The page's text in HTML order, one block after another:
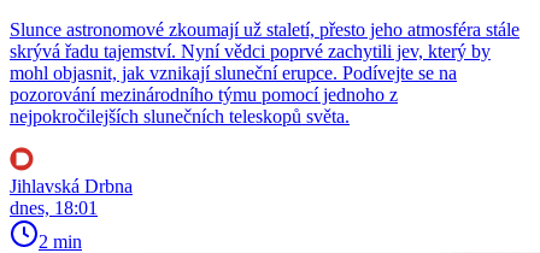
Slunce astronomové zkoumají už staletí, přesto jeho atmosféra stále
skrývá řadu tajemství. Nyní vědci poprvé zachytili jev, který by
mohl objasnit, jak vznikají sluneční erupce. Podívejte se na
pozorování mezinárodního týmu pomocí jednoho z
nejpokročilejších slunečních teleskopů světa.
Jihlavská Drbna
dnes, 18:01
2 min